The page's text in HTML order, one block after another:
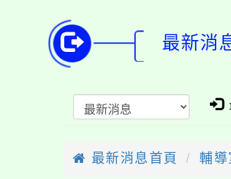
最新消
最新消息首頁 輔導